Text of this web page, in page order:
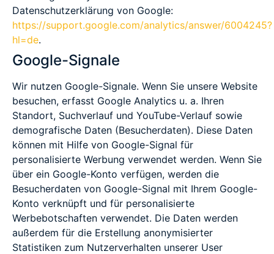
Datenschutzerklärung von Google:
https://support.google.com/analytics/answer/6004245?
hl=de.
Google-Signale
Wir nutzen Google-Signale. Wenn Sie unsere Website
besuchen, erfasst Google Analytics u. a. Ihren
Standort, Suchverlauf und YouTube-Verlauf sowie
demografische Daten (Besucherdaten). Diese Daten
können mit Hilfe von Google-Signal für
personalisierte Werbung verwendet werden. Wenn Sie
über ein Google-Konto verfügen, werden die
Besucherdaten von Google-Signal mit Ihrem Google-
Konto verknüpft und für personalisierte
Werbebotschaften verwendet. Die Daten werden
außerdem für die Erstellung anonymisierter
Statistiken zum Nutzerverhalten unserer User